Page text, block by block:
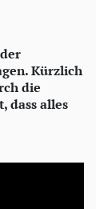
Kürzlich
die
dass alles